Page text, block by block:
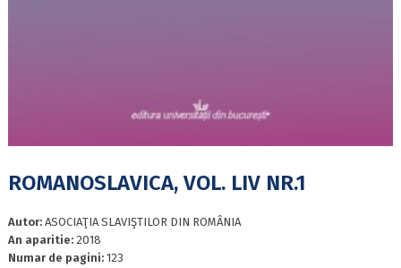
ROMANOSLAVICA, VOL. LIV NR.1
Autor: ASOCIAŢIA SLAVIŞTILOR DIN ROMÂNIA
An aparitie: 2018
Numar de pagini: 123